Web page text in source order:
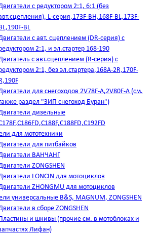
с редуктором 2:1, 6:1 (без
L-серия,173F-BH,168F-BL,173F-
BL
с авт. сцеплением (DR-серия) с
2:1, и эл.стартер 168-190
с авт.сцеплением (R-серия) с
2:1, без эл.стартера,168А-2R,170F-
для снегоходов 2V78F-A,2V80F-A (см.
раздел "ЗИП снегоход Буран")
дизельные
для мототехники
для питбайков
ВАНЧАНГ
ZONGSHEN
LONCIN для мотоциклов
ZHONGMU для мотоциклов
универсальные B&S, MAGNUM, ZONGSHEN
в сборе ZONGSHEN
и шкивы (прочие см. в мотоблоках и
Лифан)